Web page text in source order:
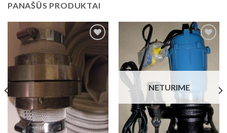
PANAŠŪS PRODUKTAI
Wishlist
Add to
Wishlist
NETURIME